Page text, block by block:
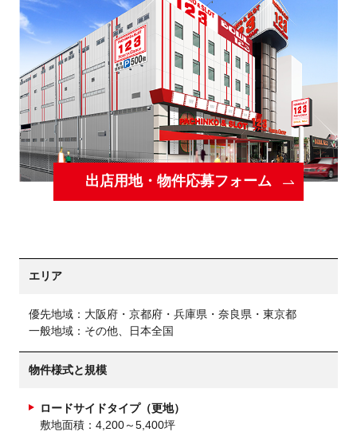
出店用地・物件応募フォーム
エリア
優先地域：大阪府・京都府・兵庫県・奈良県・東京都
一般地域：その他、日本全国
物件様式と規模
ロードサイドタイプ（更地）
敷地面積：4,200～5,400坪